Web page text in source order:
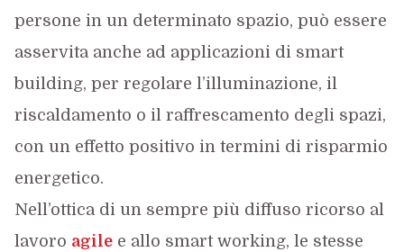
persone in un determinato spazio, può essere
asservita anche ad applicazioni di smart
building, per regolare l’illuminazione, il
riscaldamento o il raffrescamento degli spazi,
con un effetto positivo in termini di risparmio
energetico.
Nell’ottica di un sempre più diffuso ricorso al
lavoro agilee allo smart working, le stesse